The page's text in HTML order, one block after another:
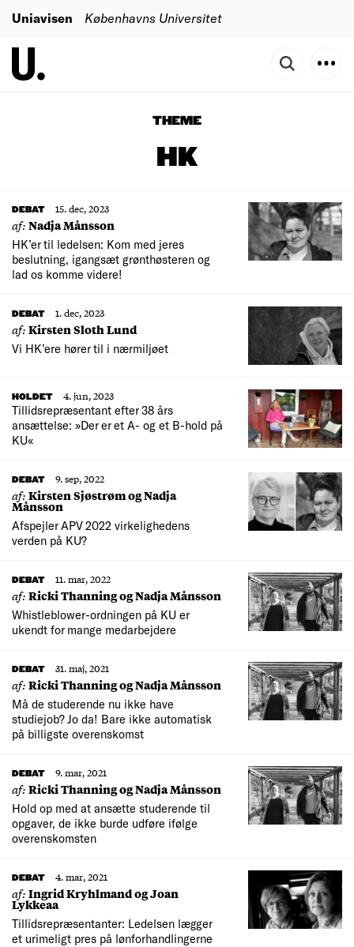
Uniavisen Københavns Universitet
THEME
HK
DEBAT 15. dec, 2023
af:Nadja Månsson
HK’er til ledelsen: Kom med jeres
beslutning, igangsæt grønthøsteren og
lad os komme videre!
DEBAT 1. dec, 2023
af:Kirsten Sloth Lund
Vi HK’ere hører til i nærmiljøet
HOLDET
4. jun, 2023
Tillidsrepræsentant efter 38 års
ansættelse: »Der er et A- og et B-hold på
KU«
DEBAT 9. sep, 2022
af:Kirsten Sjøstrøm og Nadja
Månsson
Afspejler APV 2022 virkelighedens
verden på KU?
DEBAT 11. mar, 2022
af:Ricki Thanning og Nadja Månsson
Whistleblower-ordningen på KU er
ukendt for mange medarbejdere
DEBAT 31. maj, 2021
af:Ricki Thanning og Nadja Månsson
Må de studerende nu ikke have
studiejob? Jo da! Bare ikke automatisk
på billigste overenskomst
DEBAT 9. mar, 2021
af:Ricki Thanning og Nadja Månsson
Hold op med at ansætte studerende til
opgaver, de ikke burde udføre ifølge
overenskomsten
DEBAT 4. mar, 2021
af:Ingrid Kryhlmand og Joan
Lykkeaa
Tillidsrepræsentanter: Ledelsen lægger
et urimeligt pres på lønforhandlingerne